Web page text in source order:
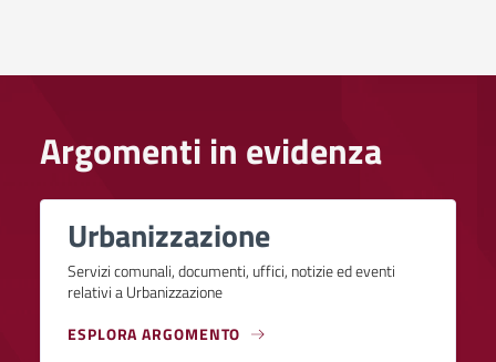
Argomenti in evidenza
Urbanizzazione
Servizi comunali, documenti, uffici, notizie ed eventi
relativi a Urbanizzazione
ESPLORA ARGOMENTO